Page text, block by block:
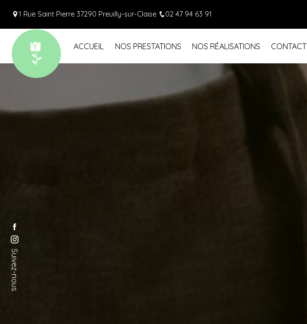
1 Rue Saint Pierre 37290 Preuilly-sur-Claise 02 47 94 63 91
ACCUEIL NOS PRESTATIONS NOS RÉALISATIONS CONTACT